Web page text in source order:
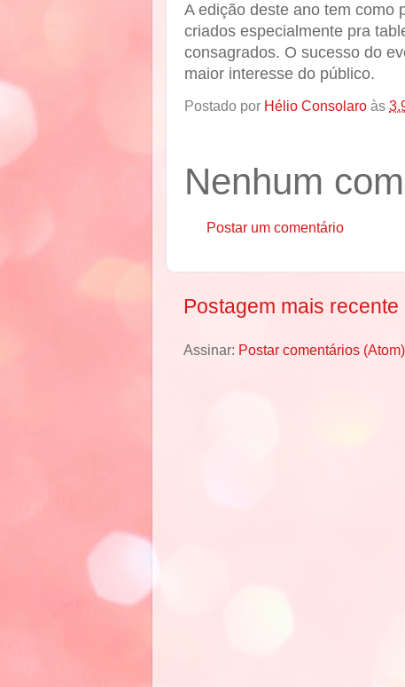
A edição deste ano tem como
criados especialmente pra
consagrados. O sucesso do
maior interesse do público.
Postado por Hélio Consolaro às
Nenhum
Postar um comentário
Postagem mais recente
Assinar: Postar comentários (Atom)